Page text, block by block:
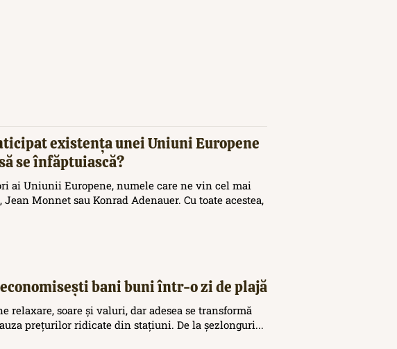
existența unei Uniuni Europene
se înfăptuiască?
ai Uniunii Europene, numele care ne vin cel mai
Monnet sau Konrad Adenauer. Cu toate acestea,
bani buni într-o zi de plajă
relaxare, soare și valuri, dar adesea se transformă
prețurilor ridicate din stațiuni. De la șezlonguri...